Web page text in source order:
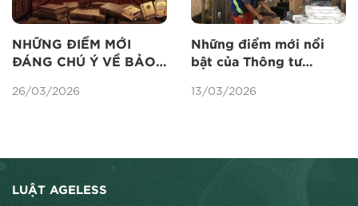
NHỮNG ĐIỂM MỚI
ĐÁNG CHÚ Ý VỀ BẢO
LUẬT SỞ HỮU TRÍ TUỆ
26/03/2026
Những điểm mới nổi
bật của Thông tư
kiểm tra, Giám sát Hải
13/03/2026
LUẬT AGELESS